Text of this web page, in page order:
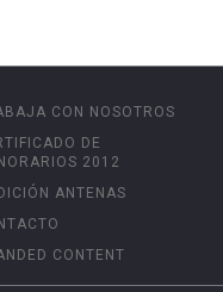
CON NOSOTROS
DE
2012
ANTENAS
CONTENT